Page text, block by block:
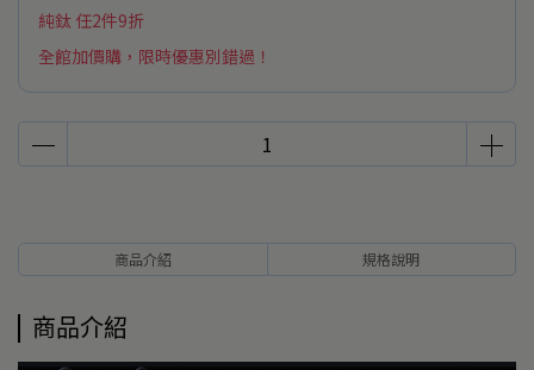
純鈦 任2件9折
全館加價購，限時優惠別錯過！
商品介紹 規格說明
商品介紹